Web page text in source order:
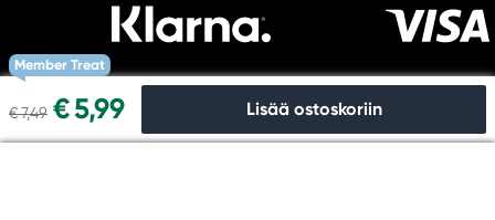
Member Treat
€ 7,49 € 5,99 Lisää ostoskoriin